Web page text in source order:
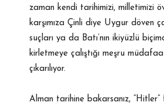
zaman kendi tarihimizi, milletimizi
karşımıza Çinli diye Uygur döven
suçları ya da Batı’nın ikiyüzlü
kirletmeye çalıştığı meşru
çıkarılıyor.
Alman tarihine bakarsanız,